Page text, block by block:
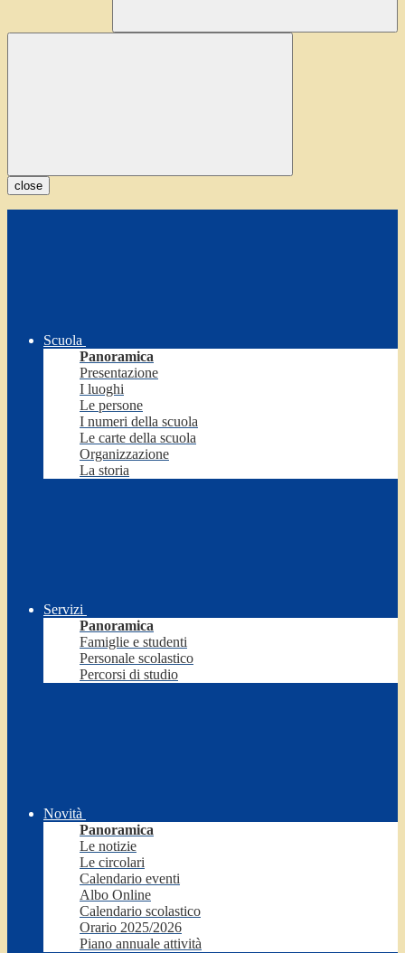
close
Scuola
Panoramica
Presentazione
I luoghi
Le persone
I numeri della scuola
Le carte della scuola
Organizzazione
La storia
Servizi
Panoramica
Famiglie e studenti
Personale scolastico
Percorsi di studio
Novità
Panoramica
Le notizie
Le circolari
Calendario eventi
Albo Online
Calendario scolastico
Orario 2025/2026
Piano annuale attività